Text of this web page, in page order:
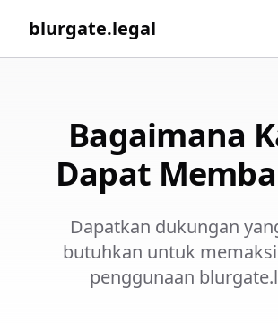
blurgate.legal
Bagaimana
Dapat
Dapatkan dukungan
butuhkan untuk
penggunaan